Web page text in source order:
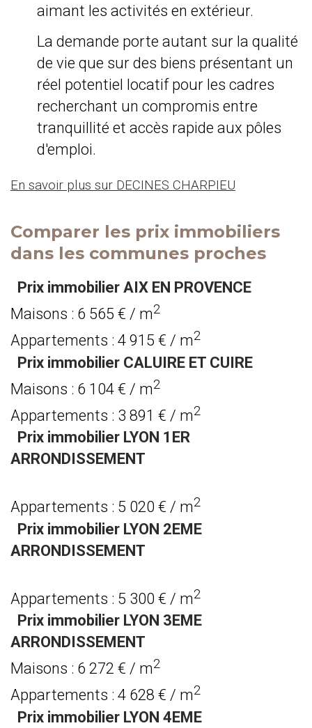
aimant les activités en extérieur.
La demande porte autant sur la qualité
de vie que sur des biens présentant un
réel potentiel locatif pour les cadres
recherchant un compromis entre
tranquillité et accès rapide aux pôles
d'emploi.
En savoir plus sur DECINES CHARPIEU
Comparer les prix immobiliers
dans les communes proches
Prix immobilier AIX EN PROVENCE
Maisons : 6 565 € / m2
Appartements : 4 915 € / m2
Prix immobilier CALUIRE ET CUIRE
Maisons : 6 104 € / m2
Appartements : 3 891 € / m2
Prix immobilier LYON 1ER
ARRONDISSEMENT
Appartements : 5 020 € / m2
Prix immobilier LYON 2EME
ARRONDISSEMENT
Appartements : 5 300 € / m2
Prix immobilier LYON 3EME
ARRONDISSEMENT
Maisons : 6 272 € / m2
Appartements : 4 628 € / m2
Prix immobilier LYON 4EME